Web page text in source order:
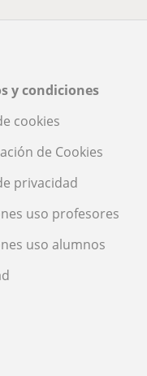
y condiciones
cookies
de Cookies
privacidad
uso profesores
uso alumnos